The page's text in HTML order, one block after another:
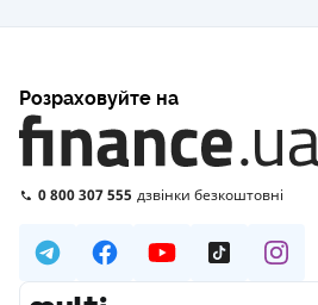
Розраховуйте на
0 800 307 555 дзвінки безкоштовні